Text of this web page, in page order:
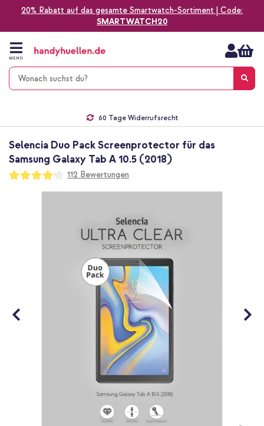
20% Rabatt auf das gesamte Smartwatch-Sortiment | Code:
SMARTWATCH20
Zum
Inhalt
springen
MENÜ
60 Tage Widerrufsrecht
Selencia Duo Pack Screenprotector für das
Samsung Galaxy Tab A 10.5 (2018)
Bewertung:
83
100
112 Bewertungen